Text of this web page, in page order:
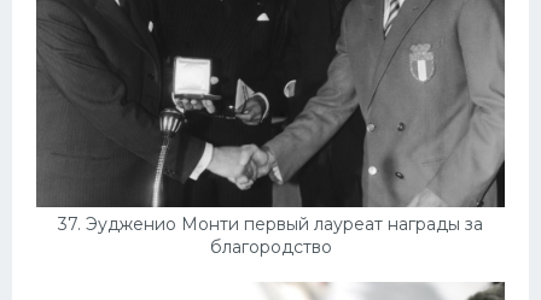
37. Эудженио Монти первый лауреат награды за
благородство